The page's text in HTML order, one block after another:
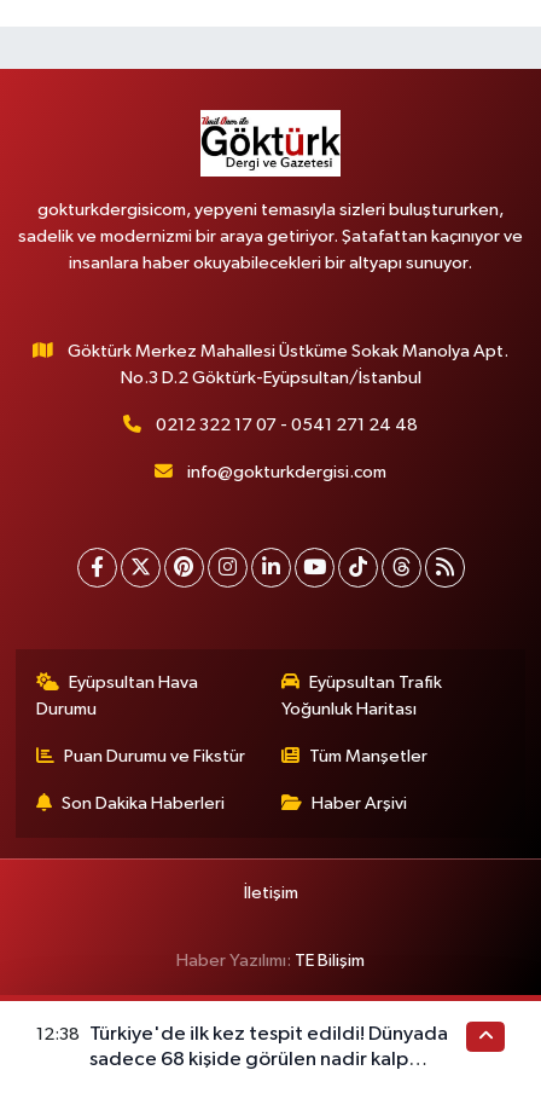
gokturkdergisicom, yepyeni temasıyla sizleri buluştururken,
sadelik ve modernizmi bir araya getiriyor. Şatafattan kaçınıyor ve
insanlara haber okuyabilecekleri bir altyapı sunuyor.
Göktürk Merkez Mahallesi Üstküme Sokak Manolya Apt.
No.3 D.2 Göktürk-Eyüpsultan/İstanbul
0212 322 17 07 - 0541 271 24 48
info@gokturkdergisi.com
Eyüpsultan Hava
Durumu
Eyüpsultan Trafik
Yoğunluk Haritası
Puan Durumu ve Fikstür Tüm Manşetler
Son Dakika Haberleri Haber Arşivi
İletişim
Haber Yazılımı: TE Bilişim
12:38
Türkiye'de ilk kez tespit edildi! Dünyada
sadece 68 kişide görülen nadir kalp